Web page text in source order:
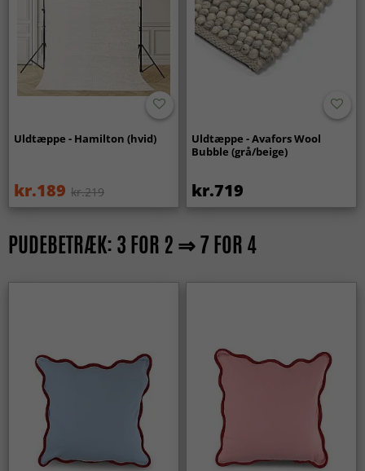
Uldtæppe - Hamilton (hvid)
kr.189 kr.219
Uldtæppe - Avafors Wool
Bubble (grå/beige)
kr.719
PUDEBETRÆK: 3 FOR 2 ⇒ 7 FOR 4